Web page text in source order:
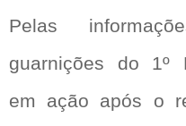
Pelas
guarnições do 1º
em ação após o